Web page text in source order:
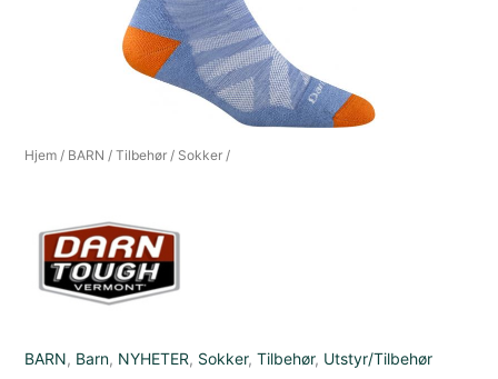
Hjem / BARN /Tilbehør / Sokker /
BARN, Barn, NYHETER, Sokker,Tilbehør, Utstyr/Tilbehør